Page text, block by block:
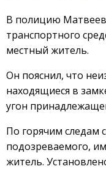
В полицию
транспортного
местный житель.
Он пояснил, что
находящиеся в
угон
По горячим следам
подозреваемого,
житель.